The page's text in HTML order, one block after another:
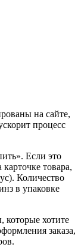
на сайте,
процесс
Если это
товара,
Количество
в упаковке
хотите
заказа,